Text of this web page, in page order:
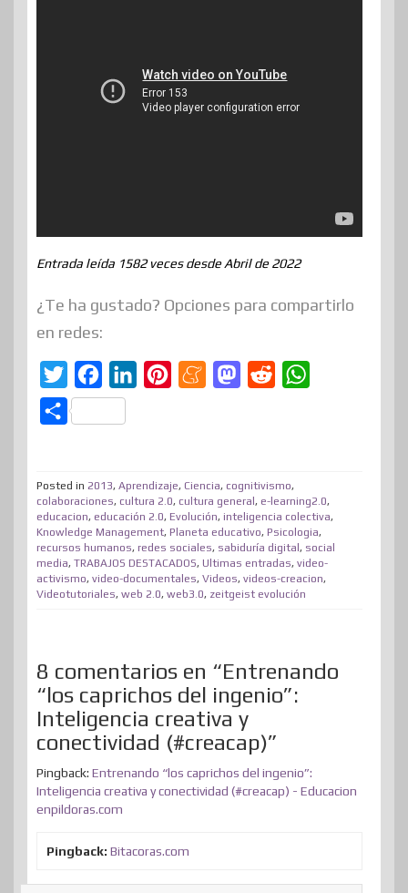
Entrada leída 1582 veces desde Abril de 2022
¿Te ha gustado? Opciones para compartirlo
en redes:
w
t
e
r
a
c
b
o
o
k
e
d
I
n
e
r
e
s
t
M
a
m
e
M
o
d
o
n
i
t
A
p
p
C
p
a
r
t
i
Posted in 2013, Aprendizaje, Ciencia, cognitivismo,
colaboraciones, cultura 2.0, cultura general, e-learning2.0,
educacion, educación 2.0, Evolución, inteligencia colectiva,
Knowledge Management, Planeta educativo, Psicologia,
recursos humanos, redes sociales, sabiduría digital, social
media, TRABAJOS DESTACADOS, Ultimas entradas, video-
activismo, video-documentales, Videos, videos-creacion,
Videotutoriales, web 2.0, web3.0, zeitgeist evolución
8 comentarios en “Entrenando
“los caprichos del ingenio”:
Inteligencia creativa y
conectividad (#creacap)”
Pingback: Entrenando “los caprichos del ingenio”:
Inteligencia creativa y conectividad (#creacap) - Educacion
enpildoras.com
Pingback: Bitacoras.com